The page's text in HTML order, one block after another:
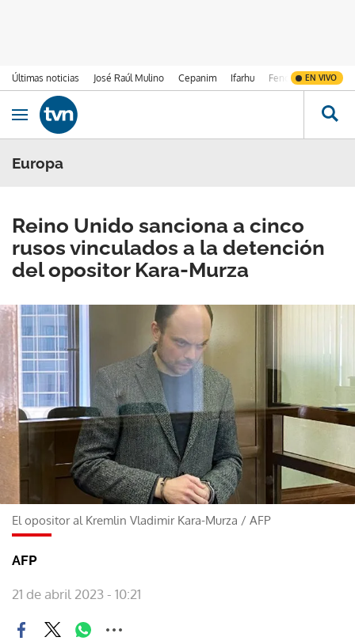
Últimas noticias José Raúl Mulino Cepanim Ifarhu Fenómeno de El
EN VIVO
Ir al contenido
Obrir navegació
Europa
Reino Unido sanciona a cinco
rusos vinculados a la detención
del opositor Kara-Murza
El opositor al Kremlin Vladimir Kara-Murza / AFP
AFP
21 de abril 2023 - 10:21